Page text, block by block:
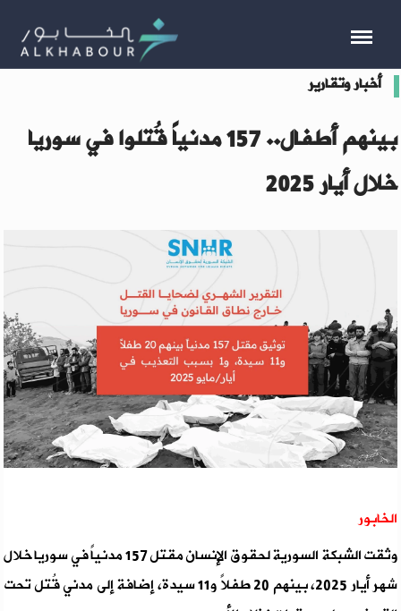
أخبار وتقارير
بينهم أطفال.. 157 مدنياً قُتلوا في سوريا
خلال أيار 2025
الخابور
وثقت الشبكة السورية لحقوق الإنسان مقتل 157 مدنياً في سوريا خلال
شهر أيار 2025، بينهم 20 طفلاً و11 سيدة، إضافة إلى مدني قُتل تحت